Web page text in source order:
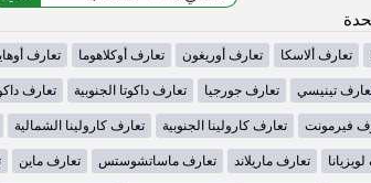
تعارف ألاسكا تعارف أوريغون تعارف أوكلاهوما تعارف
تينيسي تعارف جورجيا تعارف داكوتا الجنوبية تعارف
فيرمونت تعارف كارولينا الجنوبية تعارف كارولينا الشمالية
تعارف ماريلاند تعارف ماساتشوستس تعارف ماين